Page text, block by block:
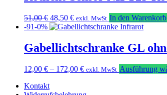
51,00€ Ursprünglicher
Preis
51,00 €
48,50 €Aktueller
Preis
48,50 €.
exkl. MwSt In den Warenkorb
-91-0%
Gabellichtschranke GL
12,00 € – 172,00 € exkl. MwSt Ausführung
Kontakt